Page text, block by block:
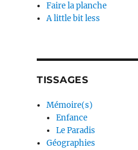
Faire la planche
A little bit less
TISSAGES
Mémoire(s)
Enfance
Le Paradis
Géographies